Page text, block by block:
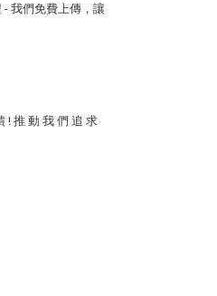
我們免費上傳，讓
! 推 動 我 們 追 求